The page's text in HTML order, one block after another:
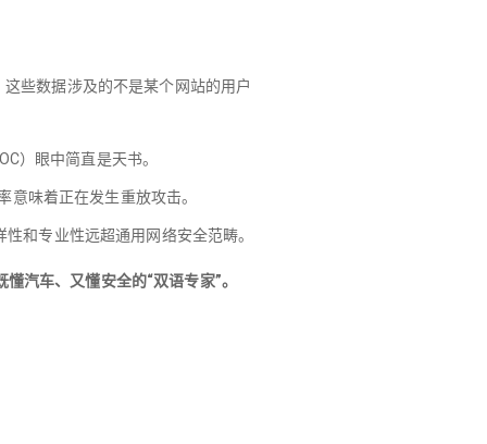
些数据涉及的不是某个网站的用户
）眼中简直是天书。
味着正在发生重放攻击。
和专业性远超通用网络安全范畴。
汽车、又懂安全的“双语专家”。